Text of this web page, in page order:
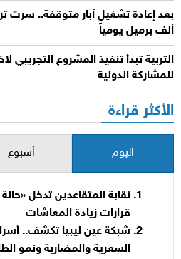
ألف برميل يومياً
للمشاركة الدولية
الأكثر قراءة
اليوم أسبوع
نقابة المتقاعدين تدخل
قرارات زيادة المعاشات
شبكة عين ليبيا تكشف..
السعرية والمضاربة ونمو